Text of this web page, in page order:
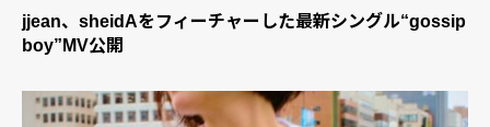
jjean、sheidAをフィーチャーした最新シングル“gossip
boy”MV公開